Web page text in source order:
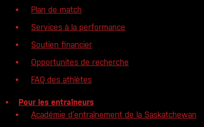
Plan de match
Services à la performance
Soutien financier
Opportunites de recherche
FAQ des athlètes
Pour les entraîneurs
Académie d’entraînement de la Saskatchewan